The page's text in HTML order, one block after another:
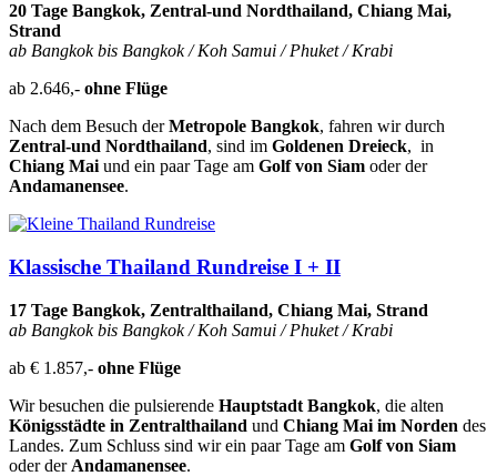
20 Tage Bangkok, Zentral-und Nordthailand, Chiang Mai,
Strand
ab Bangkok bis Bangkok / Koh Samui / Phuket / Krabi
ab 2.646,- ohne Flüge
Nach dem Besuch derMetropole Bangkok, fahren wir durch
Zentral-und Nordthailand, sind im Goldenen Dreieck, in
Chiang Mai und ein paar Tage am Golf von Siam oder der
Andamanensee.
Klassische Thailand Rundreise I + II
17 Tage Bangkok, Zentralthailand, Chiang Mai, Strand
ab Bangkok bis Bangkok / Koh Samui / Phuket / Krabi
ab € 1.857,- ohne Flüge
Wir besuchen die pulsierende Hauptstadt Bangkok, die alten
Königsstädte in Zentralthailand und Chiang Mai im Norden des
Landes. Zum Schluss sind wir ein paar Tage am Golf von Siam
oder der Andamanensee.